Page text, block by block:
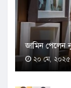
জামিন পেলেন
২০ মে,